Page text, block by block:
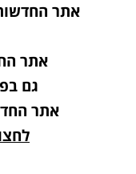
אתר
אתר
גם
אתר